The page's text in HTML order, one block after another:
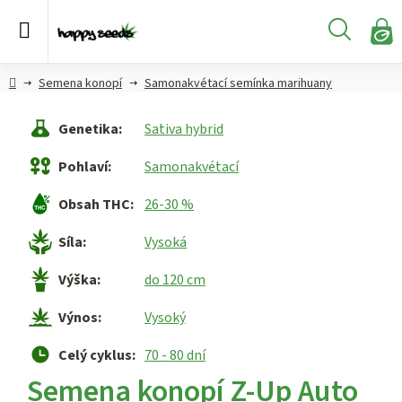
Hledat
Semena
CBD,
CBG a
HHC
konopí
Konopné
produkty
Hašiš
Kratom
HlavníSemena konopí Samonakvétací semínka marihuany
Semena konopí Z-Up Auto
Genetika:
Sativa hybrid
Pohlaví:
Samonakvétací
Obsah THC: 26-30 %
Síla:
Vysoká
Výška:
do 120 cm
Výnos:
Vysoký
Celý cyklus: 70 - 80 dní